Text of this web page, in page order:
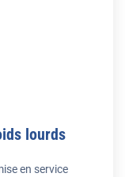
lourds
en service